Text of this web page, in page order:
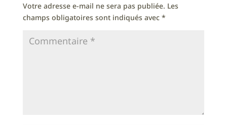
Votre adresse e-mail ne sera pas publiée. Les
champs obligatoires sont indiqués avec *